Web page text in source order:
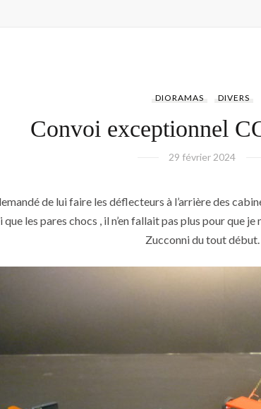
DIORAMAS DIVERS
Convoi exceptionnel
29 février 2024
de lui faire les déflecteurs à l’arrière des
les pares chocs , il n’en fallait pas plus pour que
Zucconni du tout début.